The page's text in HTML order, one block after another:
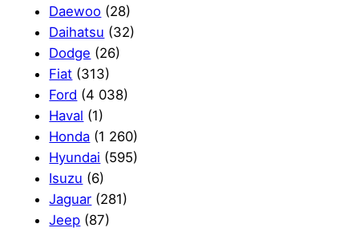
Daewoo (28)
Daihatsu (32)
Dodge (26)
Fiat (313)
Ford (4 038)
Haval (1)
Honda (1 260)
Hyundai (595)
Isuzu (6)
Jaguar (281)
Jeep (87)